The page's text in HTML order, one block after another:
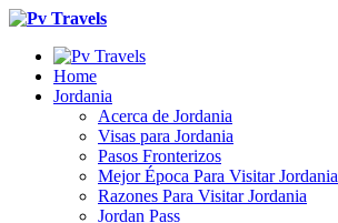
Home
Jordania
Acerca de Jordania
Visas para Jordania
Pasos Fronterizos
Mejor Época Para Visitar Jordania
Razones Para Visitar Jordania
Jordan Pass